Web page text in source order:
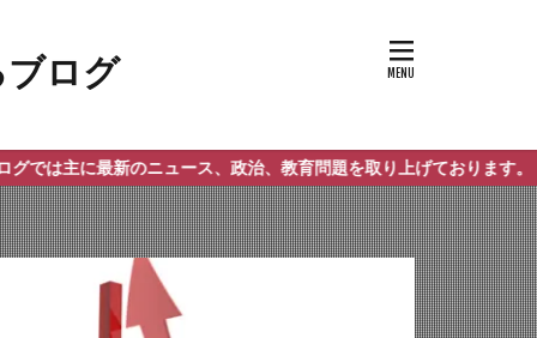
のニュース、政治、教育問題を取り上げております。